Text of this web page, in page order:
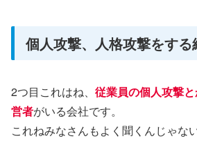
個人攻撃、人格攻撃をする
2つ目これはね、 従業員の個人攻撃
営者がいる会社です。
これねみなさんもよく聞くんじゃな